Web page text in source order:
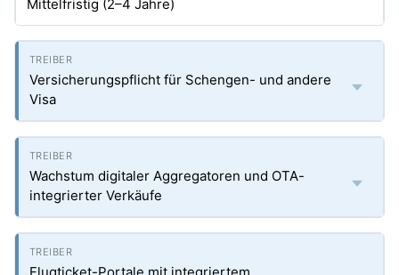
Mittelfristig (2–4 Jahre)
Versicherungspflicht für Schengen- und andere
Visa
Wachstum digitaler Aggregatoren und OTA-
integrierter Verkäufe